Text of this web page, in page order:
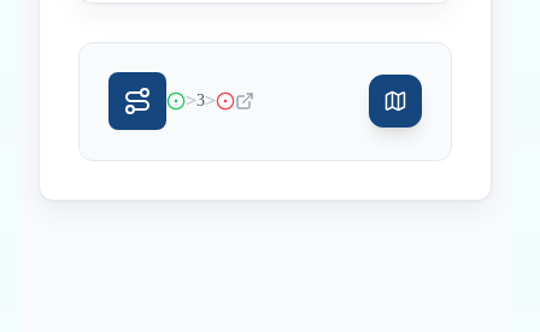
>3>